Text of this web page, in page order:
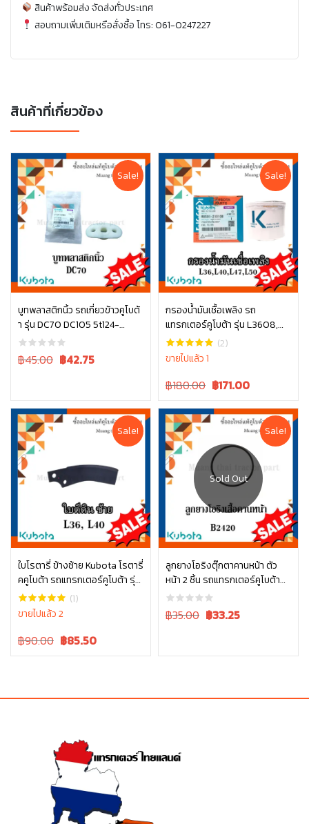
สินค้าพร้อมส่ง จัดส่งทั่วประเทศ
สอบถามเพิ่มเติมหรือสั่งซื้อ โทร: 061-0247227
สินค้าที่เกี่ยวข้อง
Sale!
บูทพลาสติกนิ้ว รถเกี่ยวข้าวคูโบต้
า รุ่น DC70 DC105 5t124-
52463
Original
฿45.00 Current
฿42.75
หยิบใส่ตะกร้า
Sale!
กรองน้ำมันเชื้อเพลิง รถ
แทรกเตอร์คูโบต้า รุ่น L3608,
L4018, L4508, L4708, L5018,
M6040 W9501-21010B
(2)
ขายไปแล้ว 1
Original
was:
฿180.00.
฿180.00 Current
is:
฿180.00.
฿171.00
หยิบใส่ตะกร้า
Sale!
ใบโรตารี่ ข้างซ้าย Kubota โรตารี่
คคูโบต้า รถแทรกเตอร์คูโบต้า รุ่น
L3608 L4018 W9516-54163
(1)
ขายไปแล้ว 2
Original
฿90.00 Current
฿85.50
หยิบใส่ตะกร้า
Sale!
ลูกยางโอริงตุ๊กตาคานหน้า ตัว
หน้า 2 ชิ้น รถแทรกเตอร์คูโบต้า
รุ่น L3608, L4018, L4708,
L5018 tc402-13680 = 2
Original
฿35.00 Current
฿33.25
อ่านเพิ่ม